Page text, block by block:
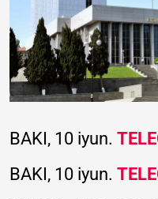
BAKI, 10 iyun.
BAKI, 10 iyun.